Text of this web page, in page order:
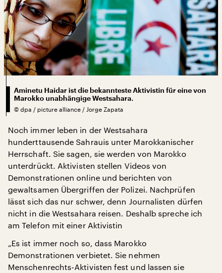
Aminetu Haidar ist die bekannteste Aktivistin für eine von
Marokko unabhängige Westsahara.
© dpa / picture alliance / Jorge Zapata
Noch immer leben in der Westsahara
hunderttausende Sahrauis unter Marokkanischer
Herrschaft. Sie sagen, sie werden von Marokko
unterdrückt. Aktivisten stellen Videos von
Demonstrationen online und berichten von
gewaltsamen Übergriffen der Polizei. Nachprüfen
lässt sich das nur schwer, denn Journalisten dürfen
nicht in die Westsahara reisen. Deshalb spreche ich
am Telefon mit einer Aktivistin
„Es ist immer noch so, dass Marokko
Demonstrationen verbietet. Sie nehmen
Menschenrechts-Aktivisten fest und lassen sie